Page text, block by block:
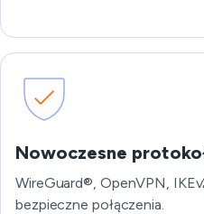
Nowoczesne
WireGuard®, OpenVPN,
bezpieczne połączenia.